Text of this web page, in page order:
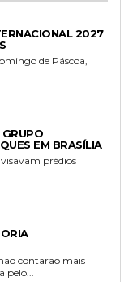
2027
de Páscoa,
EM BRASÍLIA
visavam prédios
contarão mais